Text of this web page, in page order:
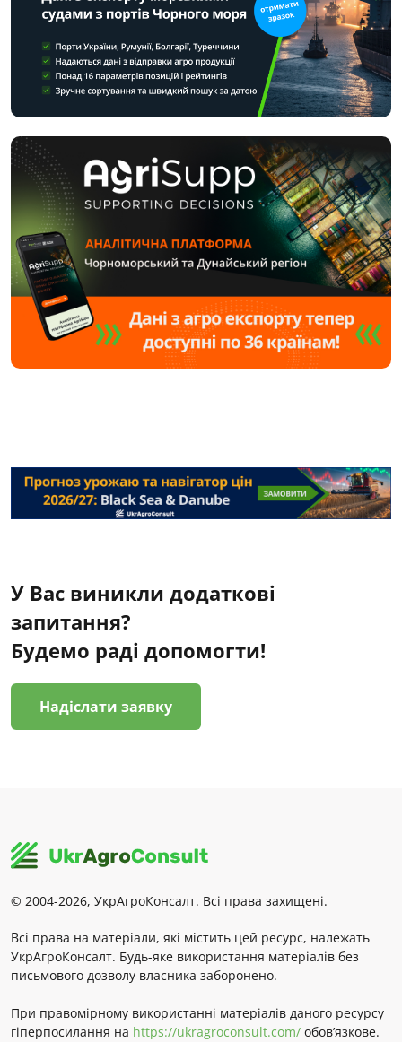
У Вас виникли додаткові
запитання?
Будемо раді допомогти!
Надіслати заявку
© 2004-2026, УкрАгроКонсалт. Всі права захищені.
Всі права на матеріали, які містить цей ресурс, належать
УкрАгроКонсалт. Будь-яке використання матеріалів без
письмового дозволу власника заборонено.
При правомірному використанні матеріалів даного ресурсу
гіперпосилання на https://ukragroconsult.com/ обов’язкове.